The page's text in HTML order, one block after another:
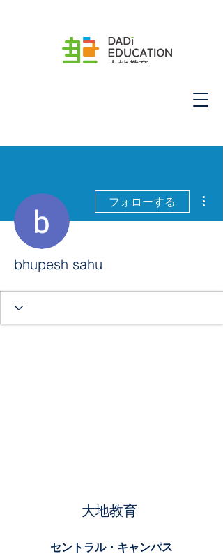
フォローする
bhupesh sahu
大地教育
セントラル・キャンパス